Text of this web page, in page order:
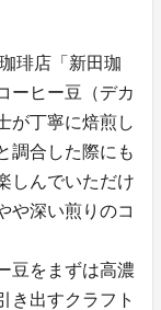
琲店「新田珈
ーヒー豆（デカ
が丁寧に焙煎し
調合した際にも
しんでいただけ
や深い煎りのコ
豆をまずは高濃
き出すクラフト